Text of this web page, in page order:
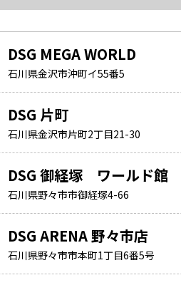
DSG MEGA WORLD
石川県金沢市沖町イ55番5
DSG 片町
石川県金沢市片町2丁目21-30
DSG 御経塚 ワールド館
石川県野々市市御経塚4-66
DSG ARENA 野々市店
石川県野々市市本町1丁目6番5号